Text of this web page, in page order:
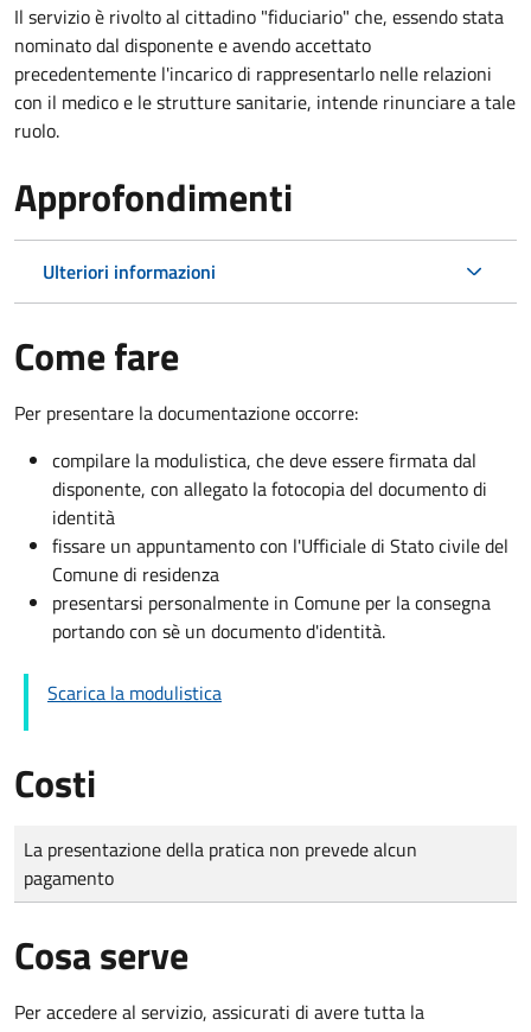
Il servizio è rivolto al cittadino "fiduciario" che, essendo stata
nominato dal disponente e avendo accettato
precedentemente l'incarico di rappresentarlo nelle relazioni
con il medico e le strutture sanitarie, intende rinunciare a tale
ruolo.
Approfondimenti
Ulteriori informazioni
Come fare
Per presentare la documentazione occorre:
compilare la modulistica, che deve essere firmata dal
disponente, con allegato la fotocopia del documento di
identità
fissare un appuntamento con l'Ufficiale di Stato civile del
Comune di residenza
presentarsi personalmente in Comune per la consegna
portando con sè un documento d'identità.
Scarica la modulistica
Costi
Tipo di pagamento
Importo
La presentazione della pratica non prevede alcun
pagamento
Cosa serve
Per accedere al servizio, assicurati di avere tutta la